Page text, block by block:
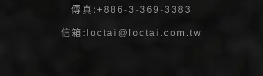
傳真:+886-3-369-3383
信箱: loctai@loctai.com.tw